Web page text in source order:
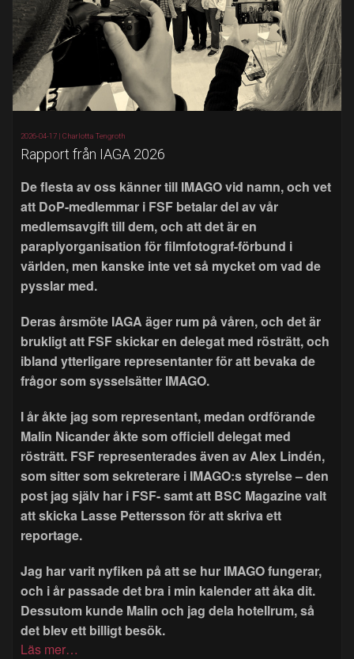
2026-04-17 | Charlotta Tengroth
Rapport från IAGA 2026
De flesta av oss känner till IMAGO vid namn, och vet
att DoP-medlemmar i FSF betalar del av vår
medlemsavgift till dem, och att det är en
paraplyorganisation för filmfotograf-förbund i
världen, men kanske inte vet så mycket om vad de
pysslar med.
Deras årsmöte IAGA äger rum på våren, och det är
brukligt att FSF skickar en delegat med rösträtt, och
ibland ytterligare representanter för att bevaka de
frågor som sysselsätter IMAGO.
I år åkte jag som representant, medan ordförande
Malin Nicander åkte som officiell delegat med
rösträtt. FSF representerades även av Alex Lindén,
som sitter som sekreterare i IMAGO:s styrelse – den
post jag själv har i FSF- samt att BSC Magazine valt
att skicka Lasse Pettersson för att skriva ett
reportage.
Jag har varit nyfiken på att se hur IMAGO fungerar,
och i år passade det bra i min kalender att åka dit.
Dessutom kunde Malin och jag dela hotellrum, så
det blev ett billigt besök.
Läs mer…